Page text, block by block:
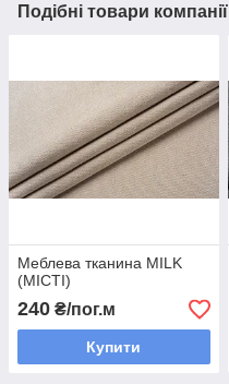
Подібні товари компанії
Меблева тканина MILK
(МІСТІ)
240 ₴/пог.м
Купити